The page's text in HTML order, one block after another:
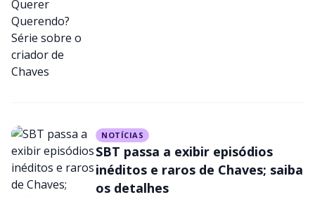
NOTÍCIAS
SBT passa a exibir episódios
inéditos e raros de Chaves; saiba
os detalhes